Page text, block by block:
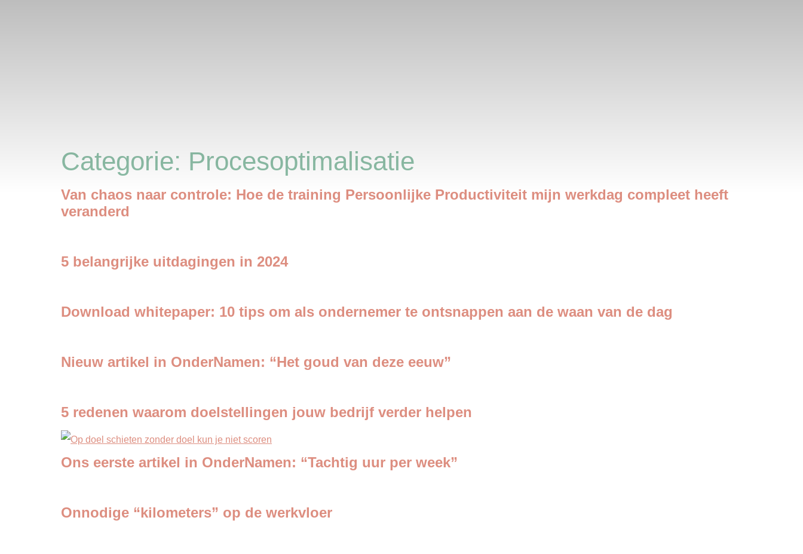
Categorie: Procesoptimalisatie
Van chaos naar controle: Hoe de training Persoonlijke Productiviteit mijn werkdag compleet heeft
veranderd
5 belangrijke uitdagingen in 2024
Download whitepaper: 10 tips om als ondernemer te ontsnappen aan de waan van de dag
Nieuw artikel in OnderNamen: “Het goud van deze eeuw”
5 redenen waarom doelstellingen jouw bedrijf verder helpen
Ons eerste artikel in OnderNamen: “Tachtig uur per week”
Onnodige “kilometers” op de werkvloer